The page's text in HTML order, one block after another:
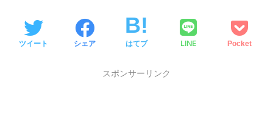
ツイート シェア はてブ LINE Pocket
スポンサーリンク